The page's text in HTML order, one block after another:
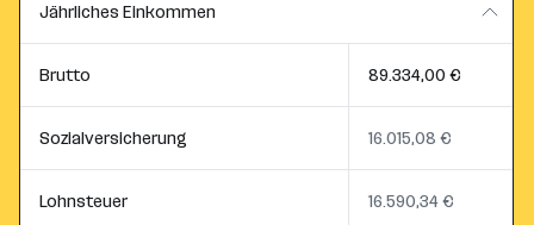
Jährliches Einkommen
Brutto 89.334,00 €
Sozialversicherung 16.015,08 €
Lohnsteuer 16.590,34 €